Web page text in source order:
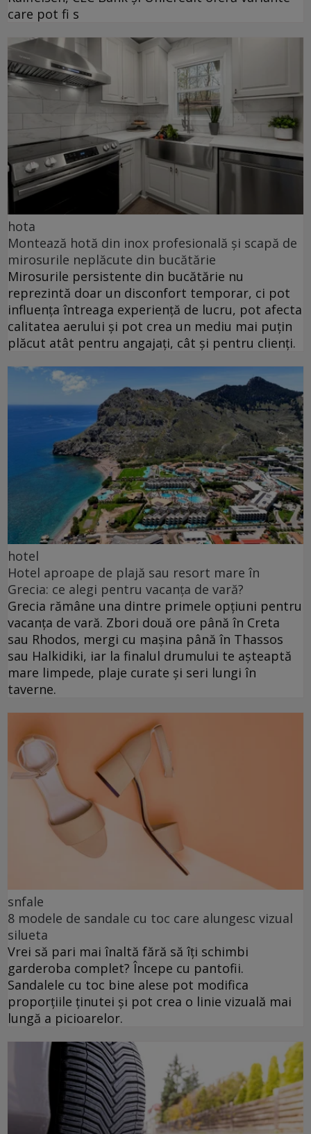
care pot fi s
hota
Montează hotă din inox profesională și scapă de
mirosurile neplăcute din bucătărie
Mirosurile persistente din bucătărie nu
reprezintă doar un disconfort temporar, ci pot
influența întreaga experiență de lucru, pot afecta
calitatea aerului și pot crea un mediu mai puțin
plăcut atât pentru angajați, cât și pentru clienți.
hotel
Hotel aproape de plajă sau resort mare în
Grecia: ce alegi pentru vacanța de vară?
Grecia rămâne una dintre primele opțiuni pentru
vacanța de vară. Zbori două ore până în Creta
sau Rhodos, mergi cu mașina până în Thassos
sau Halkidiki, iar la finalul drumului te așteaptă
mare limpede, plaje curate și seri lungi în
taverne.
snfale
8 modele de sandale cu toc care alungesc vizual
silueta
Vrei să pari mai înaltă fără să îți schimbi
garderoba complet? Începe cu pantofii.
Sandalele cu toc bine alese pot modifica
proporțiile ținutei și pot crea o linie vizuală mai
lungă a picioarelor.